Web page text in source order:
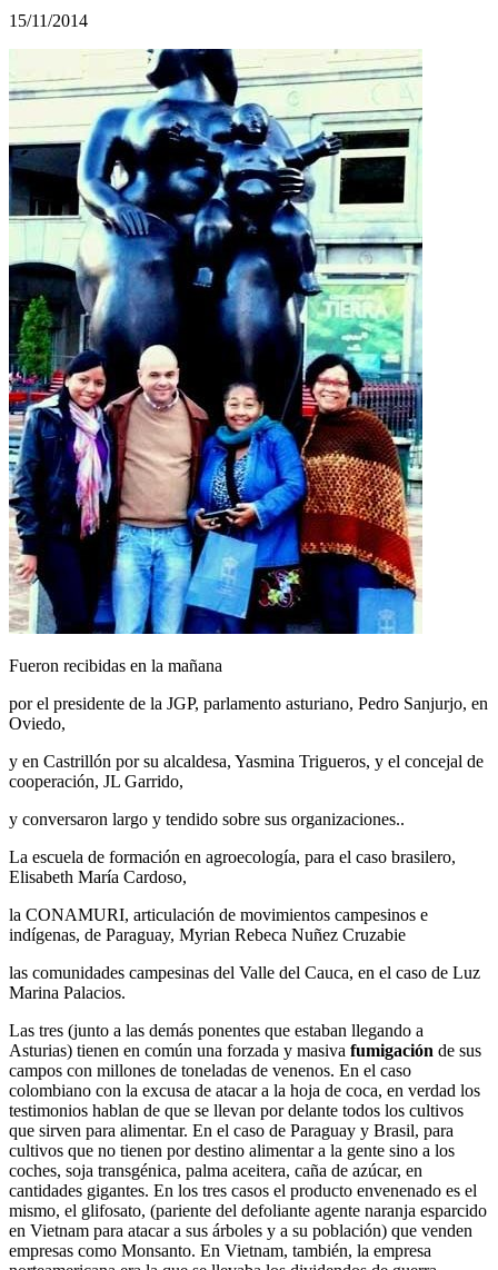
15/11/2014
Fueron recibidas en la mañana
por el presidente de la JGP, parlamento asturiano, Pedro Sanjurjo, en
Oviedo,
y en Castrillón por su alcaldesa, Yasmina Trigueros, y el concejal de
cooperación, JL Garrido,
y conversaron largo y tendido sobre sus organizaciones..
La escuela de formación en agroecología, para el caso brasilero,
Elisabeth María Cardoso,
la CONAMURI, articulación de movimientos campesinos e
indígenas, de Paraguay, Myrian Rebeca Nuñez Cruzabie
las comunidades campesinas del Valle del Cauca, en el caso de Luz
Marina Palacios.
Las tres (junto a las demás ponentes que estaban llegando a
Asturias) tienen en común una forzada y masiva fumigación de sus
campos con millones de toneladas de venenos. En el caso
colombiano con la excusa de atacar a la hoja de coca, en verdad los
testimonios hablan de que se llevan por delante todos los cultivos
que sirven para alimentar. En el caso de Paraguay y Brasil, para
cultivos que no tienen por destino alimentar a la gente sino a los
coches, soja transgénica, palma aceitera, caña de azúcar, en
cantidades gigantes. En los tres casos el producto envenenado es el
mismo, el glifosato, (pariente del defoliante agente naranja esparcido
en Vietnam para atacar a sus árboles y a su población) que venden
empresas como Monsanto. En Vietnam, también, la empresa